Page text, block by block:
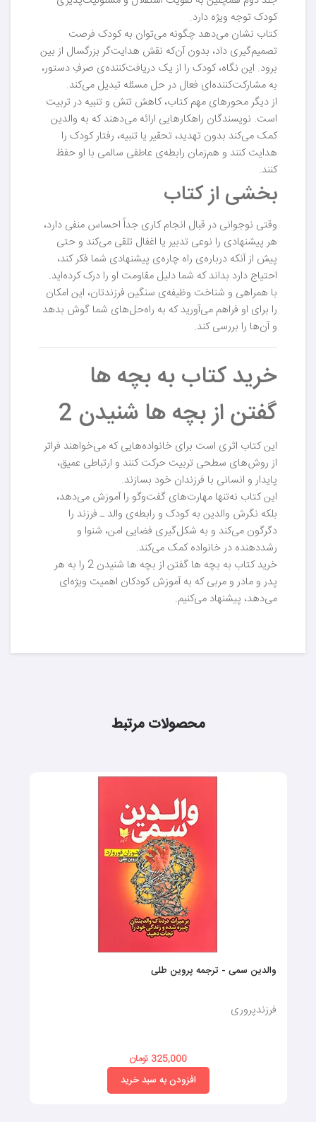
کودک توجه ویژه دارد.
کتاب نشان می‌دهد چگونه می‌توان به کودک فرصت
تصمیم‌گیری داد، بدون آن‌که نقش هدایت‌گر بزرگسال از بین
برود. این نگاه، کودک را از یک دریافت‌کننده‌ی صرفِ دستور،
به مشارکت‌کننده‌ای فعال در حل مسئله تبدیل می‌کند.
از دیگر محورهای مهم کتاب، کاهش تنش و تنبیه در تربیت
است. نویسندگان راهکارهایی ارائه می‌دهند که به والدین
کمک می‌کند بدون تهدید، تحقیر یا تنبیه، رفتار کودک را
هدایت کنند و هم‌زمان رابطه‌ی عاطفی سالمی با او حفظ
کنند.
بخشی از کتاب
وقتی نوجوانی در قبال انجام کاری جداً احساس منفی دارد،
هر پیشنهادی را نوعی تدبیر یا اغفال تلقی می‌کند و حتی
پیش از آنکه درباره‌ی راه چاره‌ی پیشنهادی شما فکر کند،
احتیاج دارد بداند که شما دلیل مقاومت او را درک کرده‌اید.
با همراهی و شناخت وظیفه‌ی سنگین فرزندتان، این امکان
را برای او فراهم می‌آورید که به راه‌حل‌های شما گوش بدهد
و آن‌ها را بررسی کند.
خرید کتاب به بچه ها
گفتن از بچه ها شنیدن 2
این کتاب اثری است برای خانواده‌هایی که می‌خواهند فراتر
از روش‌های سطحی تربیت حرکت کنند و ارتباطی عمیق،
پایدار و انسانی با فرزندان خود بسازند.
این کتاب نه‌تنها مهارت‌های گفت‌وگو را آموزش می‌دهد،
بلکه نگرش والدین به کودک و رابطه‌ی والد ـ فرزند را
دگرگون می‌کند و به شکل‌گیری فضایی امن، شنوا و
رشددهنده در خانواده کمک می‌کند.
خرید کتاب به بچه ها گفتن از بچه ها شنیدن 2 را به هر
پدر و مادر و مربی که به آموزش کودکان اهمیت ویژه‌ای
می‌دهد، پیشنهاد می‌کنیم.
محصولات مرتبط
والدین سمی - ترجمه پروین طلی
فرزندپروری
325,000 تومان
افزودن به سبد خرید